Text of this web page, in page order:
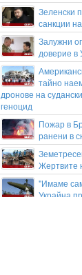
Зеленски
санкции
Залужни
доверие в
тайно
дронове на
геноцид
Пожар в
ранени в
Жертвите
"Имаме
Украйна